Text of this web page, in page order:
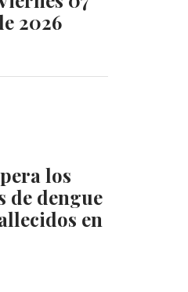
2026
los
de dengue
en